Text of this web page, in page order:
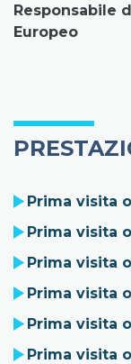
Responsabile
Europeo
Prima visita
Prima visita
Prima visita
Prima visita
Prima visita
Prima visita